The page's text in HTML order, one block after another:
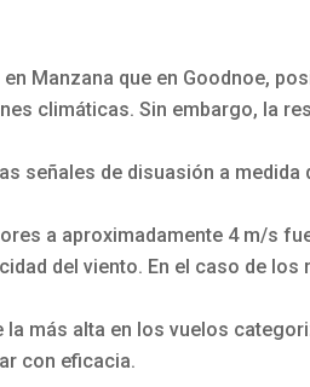
Manzana que en Goodnoe,
climáticas. Sin embargo, la
señales de disuasión a
a aproximadamente 4 m/s
del viento. En el caso de
más alta en los vuelos
con eficacia.